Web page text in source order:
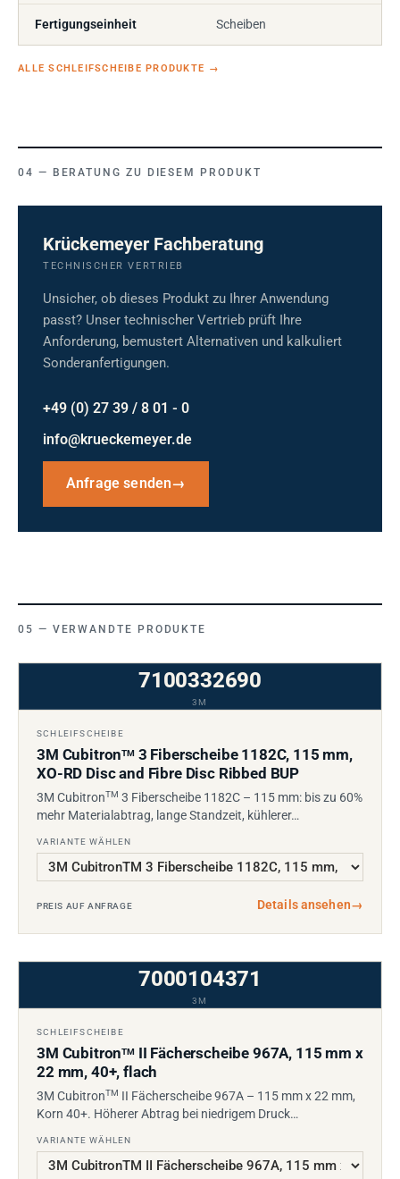
Fertigungseinheit Scheiben
ALLE SCHLEIFSCHEIBE PRODUKTE →
BERATUNG ZU DIESEM PRODUKT
Krückemeyer Fachberatung
TECHNISCHER VERTRIEB
Unsicher, ob dieses Produkt zu Ihrer Anwendung
passt? Unser technischer Vertrieb prüft Ihre
Anforderung, bemustert Alternativen und kalkuliert
Sonderanfertigungen.
+49 (0) 27 39 / 8 01 - 0
info@krueckemeyer.de
Anfrage senden→
VERWANDTE PRODUKTE
7100332690
3M
SCHLEIFSCHEIBE
3M CubitronTM3 Fiberscheibe 1182C, 115 mm,
XO-RD Disc and Fibre Disc Ribbed BUP
3M CubitronTM 3 Fiberscheibe 1182C – 115 mm: bis zu 60%
mehr Materialabtrag, lange Standzeit, kühlerer…
VARIANTE WÄHLEN
PREIS AUF ANFRAGE Details ansehen→
7000104371
3M
SCHLEIFSCHEIBE
3M CubitronTMII Fächerscheibe 967A, 115 mm x
22 mm, 40+, flach
3M CubitronTM II Fächerscheibe 967A – 115 mm x 22 mm,
Korn 40+. Höherer Abtrag bei niedrigem Druck…
VARIANTE WÄHLEN